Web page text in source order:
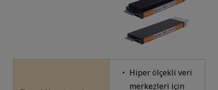
Hiper ölçekli veri
merkezleri için